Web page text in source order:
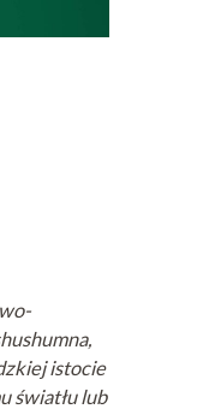
istocie
światłu lub